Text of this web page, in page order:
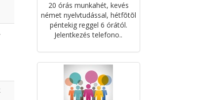
20 órás munkahét, kevés
német nyelvtudással, hétfõtõl
péntekig reggel 6 órától.
Jelentkezés telefono..